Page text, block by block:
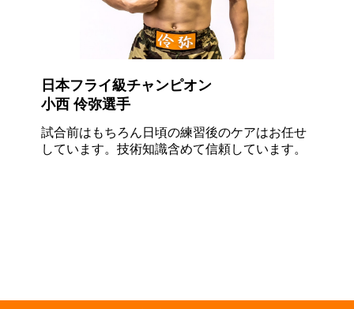
日本フライ級チャンピオン
小西 伶弥選手
試合前はもちろん日頃の練習後のケアはお任せ
しています。技術知識含めて信頼しています。